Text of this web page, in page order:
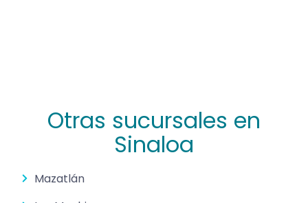
Otras sucursales en
Sinaloa
Mazatlán